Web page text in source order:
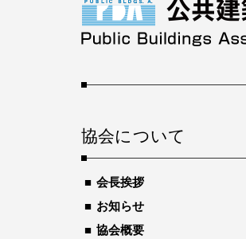
協会について
会長挨拶
お知らせ
協会概要